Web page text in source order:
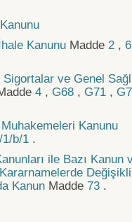
Kanunu Madde 2 , 6
Sigortalar ve Genel
4 , G68 , G71 ,
Kanunu
1/b/1 .
ile Bazı Kanun
Kanun Madde 73 .